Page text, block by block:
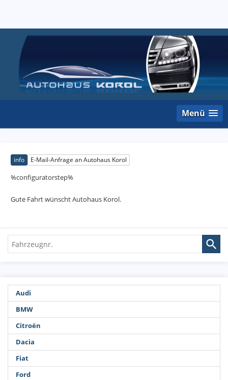
Menü
info E-Mail-Anfrage an Autohaus Korol
%configuratorstep%
Gute Fahrt wünscht Autohaus Korol.
Fahrzeugnr.
Audi
BMW
Citroën
Dacia
Fiat
Ford